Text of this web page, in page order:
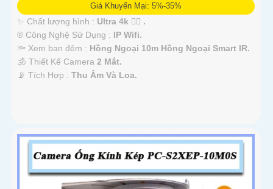
Giá Khuyến Mại: 5%-35%
✨ Chất lượng hình : Ultra 4k 👍🏾 .
®️ Công Nghệ Sử Dụng : IP Wifi.
🔦 Xem ban đêm : Hồng Ngoại 10m Hồng Ngoại Smart IR.
🕉️ Thiết Kế Camera 2 Mắt.
️📡 Tích Hợp : Thu Âm Và Loa.